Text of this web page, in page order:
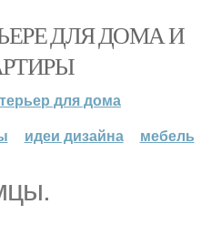
ДЛЯ ДОМА И
для дома
идеи дизайна мебель